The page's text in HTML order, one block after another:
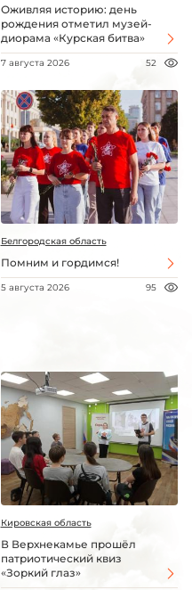
Оживляя историю: день
рождения отметил музей-
диорама «Курская битва»
7 августа 2026 52
Белгородская область
Помним и гордимся!
5 августа 2026 95
Кировская область
В Верхнекамье прошёл
патриотический квиз
«Зоркий глаз»